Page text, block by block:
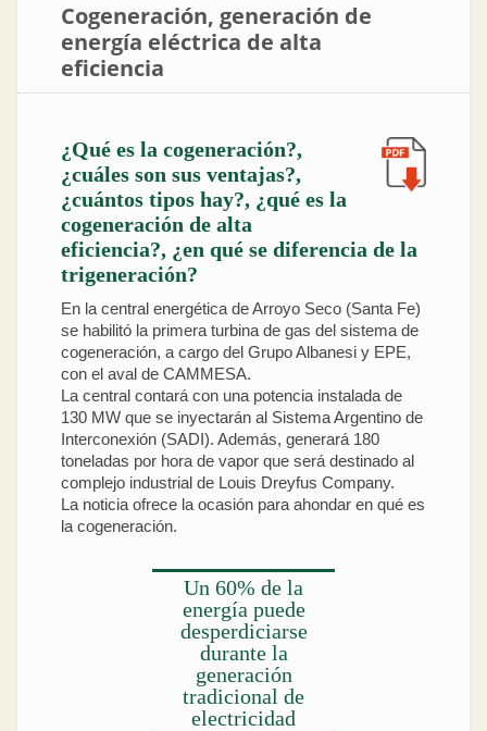
Cogeneración, generación de
energía eléctrica de alta
eficiencia
¿Qué es la cogeneración?,
¿cuáles son sus ventajas?,
¿cuántos tipos hay?, ¿qué es la
cogeneración de alta
eficiencia?, ¿en qué se diferencia de la
trigeneración?
En la central energética de Arroyo Seco (Santa Fe)
se habilitó la primera turbina de gas del sistema de
cogeneración, a cargo del Grupo Albanesi y EPE,
con el aval de CAMMESA.
La central contará con una potencia instalada de
130 MW que se inyectarán al Sistema Argentino de
Interconexión (SADI). Además, generará 180
toneladas por hora de vapor que será destinado al
complejo industrial de Louis Dreyfus Company.
La noticia ofrece la ocasión para ahondar en qué es
la cogeneración.
Un 60% de la
energía puede
desperdiciarse
durante la
generación
tradicional de
electricidad